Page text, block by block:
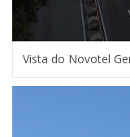
Vista do Novotel